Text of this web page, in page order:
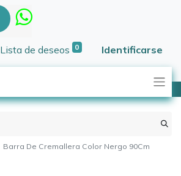
Lista de deseos 0 Identificarse
Barra De Cremallera Color Nergo 90Cm